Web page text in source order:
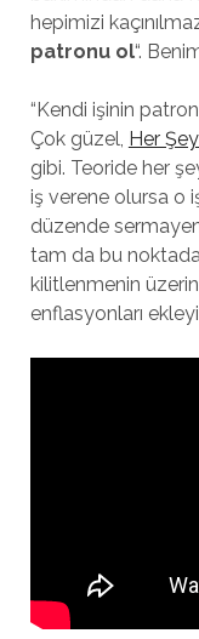
hepimizi
patronu ol“.
“Kendi işinin
Çok güzel, Her
gibi. Teoride her
iş verene olursa o
düzende
tam da bu
kilitlenmenin
enflasyonları